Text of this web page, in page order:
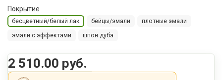
Покрытие
бесцветный/белый лак бейцы/эмали плотные эмали
эмали с эффектами шпон дуба
2 510.00 руб.